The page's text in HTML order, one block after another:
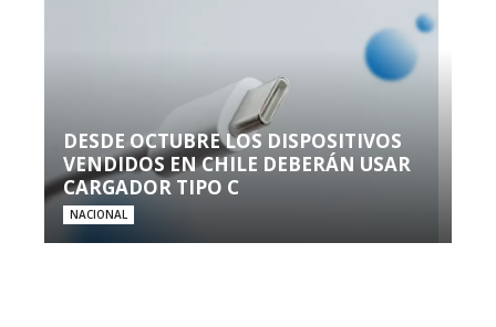
DESDE OCTUBRE LOS DISPOSITIVOS
VENDIDOS EN CHILE DEBERÁN USAR
CARGADOR TIPO C
NACIONAL